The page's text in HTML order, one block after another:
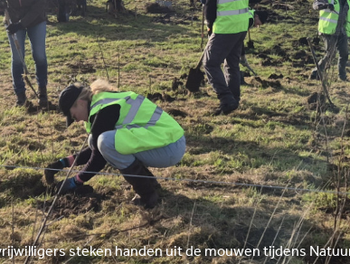
steken handen uit de mouwen tijdens